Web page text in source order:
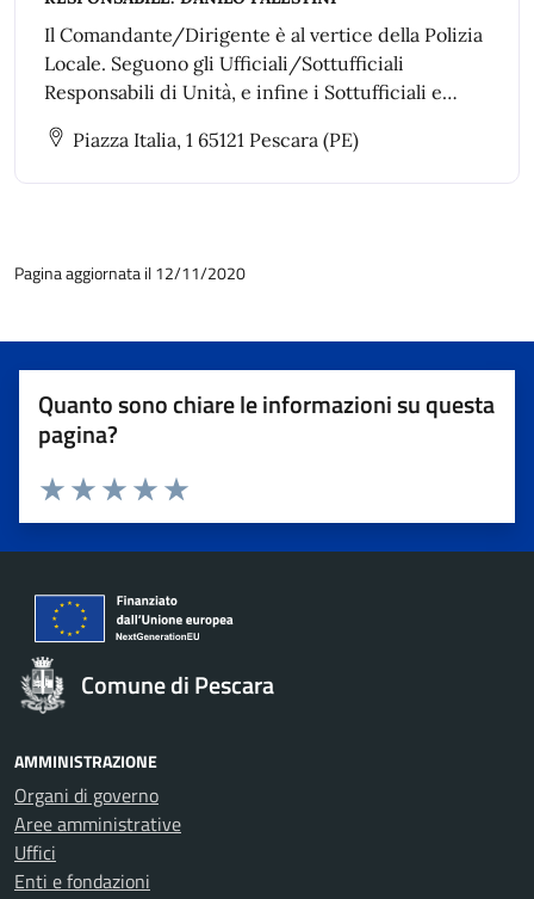
Il Comandante/Dirigente è al vertice della Polizia
Locale. Seguono gli Ufficiali/Sottufficiali
Responsabili di Unità, e infine i Sottufficiali e
agenti (operatori di vigilanza).
Piazza Italia, 1 65121 Pescara (PE)
Pagina aggiornata il 12/11/2020
Quanto sono chiare le informazioni su questa
pagina?
Valuta 5 stelle su 5
Valuta 4 stelle su 5
Valuta 3 stelle su 5
Valuta 2 stelle su 5
Valuta 1 stelle su 5
Comune di Pescara
AMMINISTRAZIONE
Organi di governo
Aree amministrative
Uffici
Enti e fondazioni